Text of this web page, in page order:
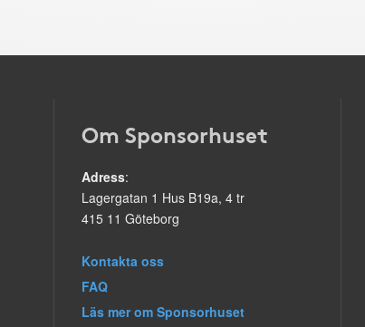
Om Sponsorhuset
Adress:
Lagergatan 1 Hus B19a, 4 tr
415 11 Göteborg
Kontakta oss
FAQ
Läs mer om Sponsorhuset